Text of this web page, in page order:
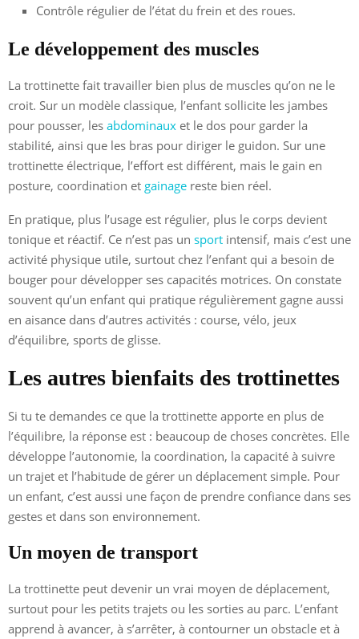
Contrôle régulier de l’état du frein et des roues.
Le développement des muscles
La trottinette fait travailler bien plus de muscles qu’on ne le
croit. Sur un modèle classique, l’enfant sollicite les jambes
pour pousser, les abdominaux et le dos pour garder la
stabilité, ainsi que les bras pour diriger le guidon. Sur une
trottinette électrique, l’effort est différent, mais le gain en
posture, coordination et gainage reste bien réel.
En pratique, plus l’usage est régulier, plus le corps devient
tonique et réactif. Ce n’est pas un sport intensif, mais c’est une
activité physique utile, surtout chez l’enfant qui a besoin de
bouger pour développer ses capacités motrices. On constate
souvent qu’un enfant qui pratique régulièrement gagne aussi
en aisance dans d’autres activités : course, vélo, jeux
d’équilibre, sports de glisse.
Les autres bienfaits des trottinettes
Si tu te demandes ce que la trottinette apporte en plus de
l’équilibre, la réponse est : beaucoup de choses concrètes. Elle
développe l’autonomie, la coordination, la capacité à suivre
un trajet et l’habitude de gérer un déplacement simple. Pour
un enfant, c’est aussi une façon de prendre confiance dans ses
gestes et dans son environnement.
Un moyen de transport
La trottinette peut devenir un vrai moyen de déplacement,
surtout pour les petits trajets ou les sorties au parc. L’enfant
apprend à avancer, à s’arrêter, à contourner un obstacle et à